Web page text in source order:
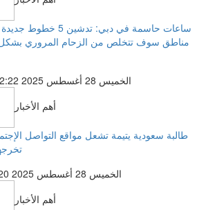
الخميس 28 أغسطس 2025 02:22 صباحاً
أهم الأخبار
طالبة سعودية يتيمة تشعل مواقع التواصل
الخميس 28 أغسطس 2025 01:20 صباحاً
أهم الأخبار